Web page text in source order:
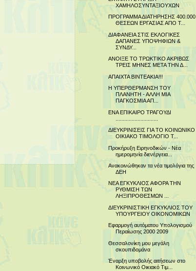
ΧΑΜΗΛΟΣΥΝΤΑΞΙΟΥΧΩΝ
ΠΡΟΓΡΑΜΜΑ ΔΙΑΤΗΡΗΣΗΣ 400.000
ΘΕΣΕΩΝ ΕΡΓΑΣΙΑΣ ΑΠΟ Τ...
ΔΙΑΦΑΝΕΙΑ ΣΤΙΣ ΕΚΛΟΓΙΚΕΣ
ΔΑΠΑΝΕΣ ΥΠΟΨΗΦΙΩΝ &
ΣΥΝΔΥ...
ΑΝΟΙΞΕ ΤΟ ΤΡΩΚΤΙΚΟ ΑΚΡΙΒΩΣ
ΤΡΕΙΣ ΜΗΝΕΣ ΜΕΤΑ ΤΗΝ Δ...
ΑΠΑΙΧΤΑ ΒΙΝΤΕΑΚΙΑ!!!
Η ΥΠΕΡΘΕΡΜΑΝΣΗ ΤΟΥ
ΠΛΑΝΗΤΗ - ΑΛΛΗ ΜΙΑ
ΠΑΓΚΟΣΜΙΑ ΑΠ...
ΕΝΑ ΕΠΙΚΑΙΡΟ ΤΡΑΓΟΥΔΙ
ΔΙΕΥΚΡΙΝΙΣΕΙΣ ΓΙΑ ΤΟ ΚΟΙΝΩΝΙΚΟ
ΟΙΚΙΑΚΟ ΤΙΜΟΛΟΓΙΟ Τ...
Προκήρυξη Ειρηνοδικών - Νέα
ημερομηνία διενέργεια...
Ανακοινώθηκαν τα νέα τιμολόγια της
ΔΕΗ
ΝΕΑ ΕΓΚΥΚΛΙΟΣ ΑΦΟΡΑ ΤΗΝ
ΡΥΘΜΙΣΗ ΤΩΝ
ΛΗΞΙΠΡΟΘΕΣΜΩΝ ...
ΔΙΕΥΚΡΙΝΙΣΤΙΚΗ ΕΓΚΥΚΛΙΟΣ ΤΟΥ
ΥΠΟΥΡΓΕΙΟΥ ΟΙΚΟΝΟΜΙΚΩΝ
Εφαρμογή αυτόματου Υπολογισμού
Περαίωσης 2000 2009
Θεσσαλονίκη μου μεγάλη
σκουπιδομάνα
Έναρξη υποβολής αιτήσεων στο
Κοινωνικό Οικιακό Τιμ...